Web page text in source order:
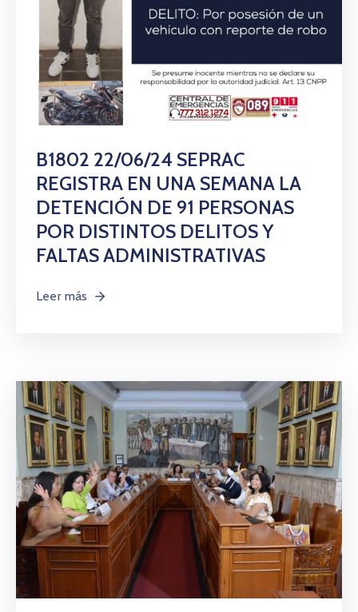
B1802 22/06/24 SEPRAC
REGISTRA EN UNA SEMANA LA
DETENCIÓN DE 91 PERSONAS
POR DISTINTOS DELITOS Y
FALTAS ADMINISTRATIVAS
Leer más